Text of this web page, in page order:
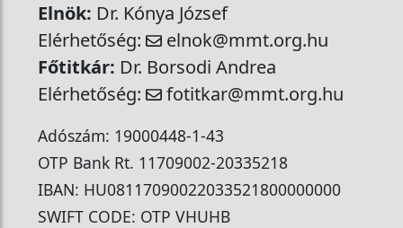
Elnök: Dr. Kónya József
Elérhetőség:
elnok@mmt.org.hu
Főtitkár: Dr. Borsodi Andrea
Elérhetőség:
fotitkar@mmt.org.hu
Adószám: 19000448-1-43
OTP Bank Rt. 11709002-20335218
IBAN: HU08117090022033521800000000
SWIFT CODE: OTP VHUHB